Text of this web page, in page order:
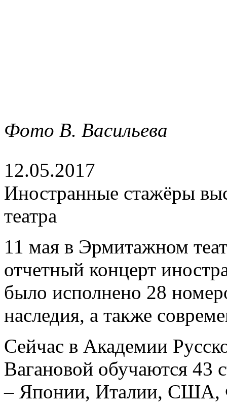
Фото В. Васильева
12.05.2017
Иностранные стажёры
театра
11 мая в Эрмитажном
отчетный концерт
было исполнено 28
наследия, а также
Сейчас в Академии
Вагановой обучаются 43
– Японии, Италии, США,